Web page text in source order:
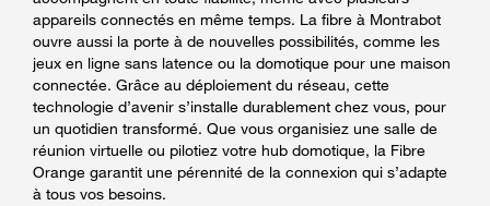
appareils connectés en même temps. La fibre à Montrabot
ouvre aussi la porte à de nouvelles possibilités, comme les
jeux en ligne sans latence ou la domotique pour une maison
connectée. Grâce au déploiement du réseau, cette
technologie d’avenir s’installe durablement chez vous, pour
un quotidien transformé. Que vous organisiez une salle de
réunion virtuelle ou pilotiez votre hub domotique, la Fibre
Orange garantit une pérennité de la connexion qui s’adapte
à tous vos besoins.